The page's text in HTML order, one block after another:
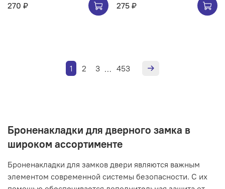
270 ₽
275 ₽
1 2 3 … 453
Броненакладки для дверного замка в
широком ассортименте
Броненакладки для замков двери являются важным
элементом современной системы безопасности. С их